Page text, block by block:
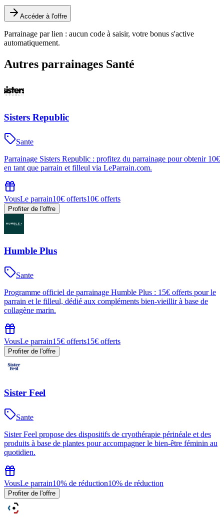
Accéder à l'offre
Parrainage par lien : aucun code à saisir, votre bonus s'active
automatiquement.
Autres parrainages Santé
Sisters Republic
Sante
Parrainage Sisters Republic : profitez du parrainage pour obtenir 10€
en tant que parrain et filleul via LeParrain.com.
VousLe parrain10€ offerts10€ offerts
Profiter de l'offre
Humble Plus
Sante
Programme officiel de parrainage Humble Plus : 15€ offerts pour le
parrain et le filleul, dédié aux compléments bien‑vieillir à base de
collagène marin.
VousLe parrain15€ offerts15€ offerts
Profiter de l'offre
Sister Feel
Sante
Sister Feel propose des dispositifs de cryothérapie périnéale et des
produits à base de plantes pour accompagner le bien‑être féminin au
quotidien.
VousLe parrain10% de réduction10% de réduction
Profiter de l'offre